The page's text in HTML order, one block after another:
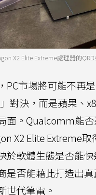
X2 Elite Extreme處理器的
PC市場將可能不再
對決，而是蘋果、
面。Qualcomm能
X2 Elite Extreme
於軟體生態是否能
是否能藉此打造出
世代筆電。